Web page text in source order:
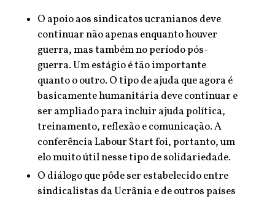
O apoio aos sindicatos ucranianos deve
continuar não apenas enquanto houver
guerra, mas também no período pós-
guerra. Um estágio é tão importante
quanto o outro. O tipo de ajuda que agora é
basicamente humanitária deve continuar e
ser ampliado para incluir ajuda política,
treinamento, reflexão e comunicação. A
conferência Labour Start foi, portanto, um
elo muito útil nesse tipo de solidariedade.
O diálogo que pôde ser estabelecido entre
sindicalistas da Ucrânia e de outros países